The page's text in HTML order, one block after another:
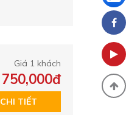
Giá 1 khách
750,000đ
CHI TIẾT